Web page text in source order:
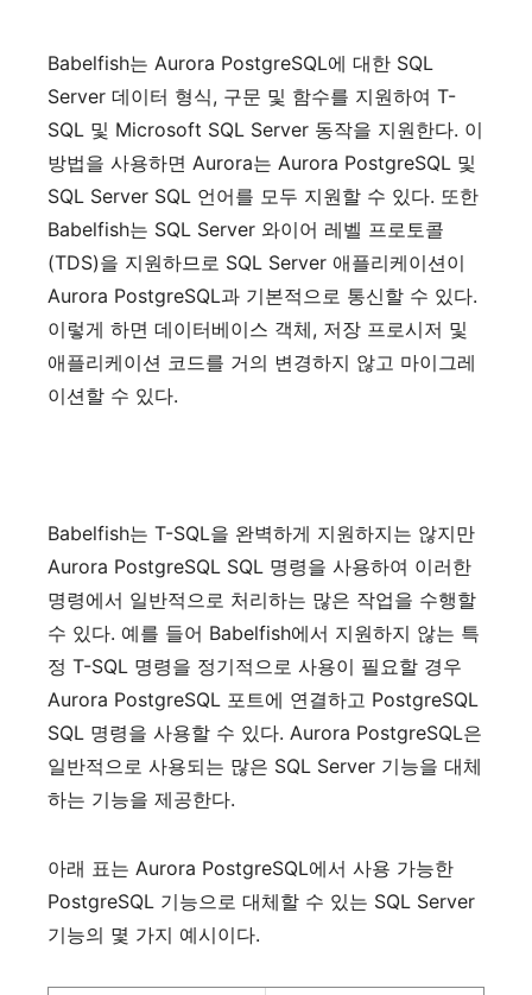
Babelfish는 Aurora PostgreSQL에 대한 SQL
Server 데이터 형식, 구문 및 함수를 지원하여 T-
SQL 및 Microsoft SQL Server 동작을 지원한다. 이
방법을 사용하면 Aurora는 Aurora PostgreSQL 및
SQL Server SQL 언어를 모두 지원할 수 있다. 또한
Babelfish는 SQL Server 와이어 레벨 프로토콜
(TDS)을 지원하므로 SQL Server 애플리케이션이
Aurora PostgreSQL과 기본적으로 통신할 수 있다.
이렇게 하면 데이터베이스 객체, 저장 프로시저 및
애플리케이션 코드를 거의 변경하지 않고 마이그레
이션할 수 있다.
Babelfish는 T-SQL을 완벽하게 지원하지는 않지만
Aurora PostgreSQL SQL 명령을 사용하여 이러한
명령에서 일반적으로 처리하는 많은 작업을 수행할
수 있다. 예를 들어 Babelfish에서 지원하지 않는 특
정 T-SQL 명령을 정기적으로 사용이 필요할 경우
Aurora PostgreSQL 포트에 연결하고 PostgreSQL
SQL 명령을 사용할 수 있다. Aurora PostgreSQL은
일반적으로 사용되는 많은 SQL Server 기능을 대체
하는 기능을 제공한다.
아래 표는 Aurora PostgreSQL에서 사용 가능한
PostgreSQL 기능으로 대체할 수 있는 SQL Server
기능의 몇 가지 예시이다.